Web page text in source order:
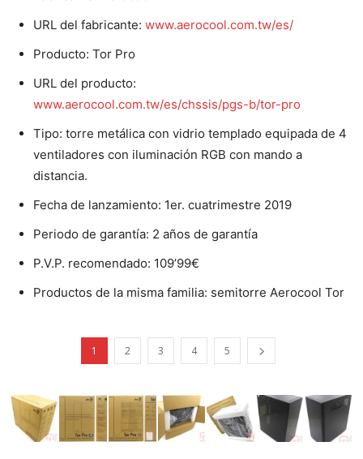
URL del fabricante: www.aerocool.com.tw/es/
Producto: Tor Pro
URL del producto:
www.aerocool.com.tw/es/chssis/pgs-b/tor-pro
Tipo: torre metálica con vidrio templado equipada de 4
ventiladores con iluminación RGB con mando a
distancia.
Fecha de lanzamiento: 1er. cuatrimestre 2019
Periodo de garantía: 2 años de garantía
P.V.P. recomendado: 109’99€
Productos de la misma familia: semitorre Aerocool Tor
1 2 3 4 5